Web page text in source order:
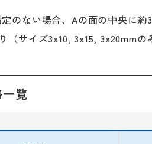
のない場合、Aの面の中央に約
サイズ3x10, 3x15, 3x20mmの
覧